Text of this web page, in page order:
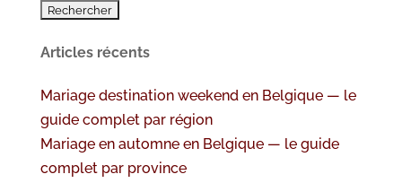
Articles récents
Mariage destination weekend en Belgique — le
guide complet par région
Mariage en automne en Belgique — le guide
complet par province